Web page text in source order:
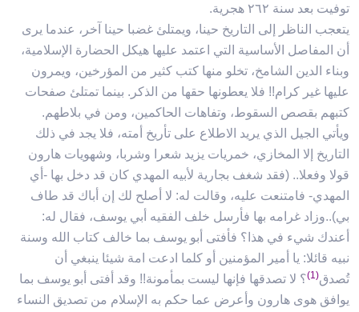
توفيت بعد سنة ٢٦٢ هجرية.
يتعجب الناظر إلى التاريخ حينا، ويمتلئ غضبا حينا آخر، عندما يرى
أن المفاصل الأساسية التي اعتمد عليها هيكل الحضارة الإسلامية،
وبناء الدين الشامخ، تخلو منها كتب كثير من المؤرخين، ويمرون
عليها غير كرام!! فلا يعطونها حقها من الذكر. بينما تمتلئ صفحات
كتبهم بقصص السقوط، وتفاهات الحاكمين، ومن في بلاطهم.
ويأتي الجيل الذي يريد الاطلاع على تأريخ أمته، فلا يجد في ذلك
التاريخ إلا المخازي، خمريات يزيد شعرا وشربا، وشهويات هارون
قولا وفعلا.. (فقد شغف بجارية لأبيه المهدي كان قد دخل بها -أي
المهدي- فامتنعت عليه، وقالت له: لا أصلح لك إن أباك قد طاف
بي)..وزاد غرامه بها فأرسل خلف الفقيه أبي يوسف، فقال له:
أعندك شيء في هذا؟ فأفتى أبو يوسف بما خالف كتاب الله وسنة
نبيه قائلا: يا أمير المؤمنين أو كلما ادعت امة شيئا ينبغي أن
تُصدق(1)
؟ لا تصدقها فإنها ليست بمأمونة!! وقد أفتى أبو يوسف بما
يوافق هوى هارون وأعرض عما حكم به الإسلام من تصديق النساء